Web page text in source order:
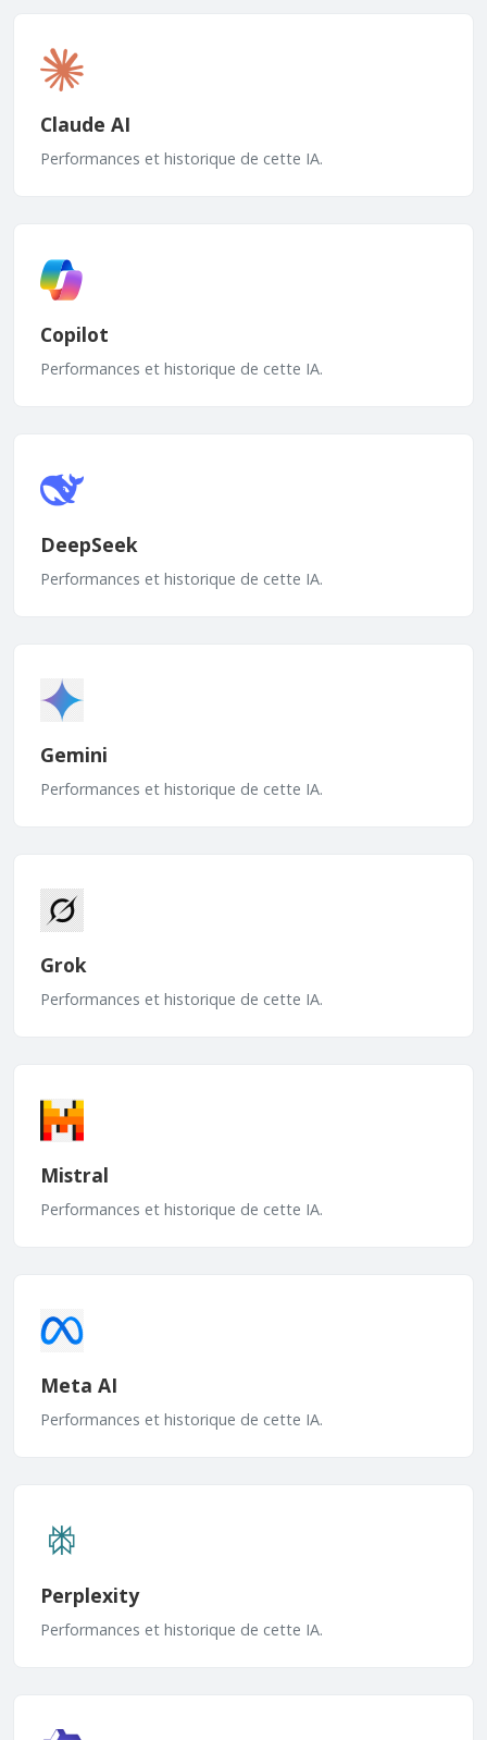
Claude AI
Performances et historique de cette IA.
Copilot
Performances et historique de cette IA.
DeepSeek
Performances et historique de cette IA.
Gemini
Performances et historique de cette IA.
Grok
Performances et historique de cette IA.
Mistral
Performances et historique de cette IA.
Meta AI
Performances et historique de cette IA.
Perplexity
Performances et historique de cette IA.